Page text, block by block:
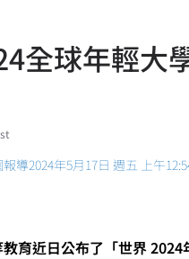
全球年輕大
導2024年5月17日 週五 上午
育近日公布了「世界